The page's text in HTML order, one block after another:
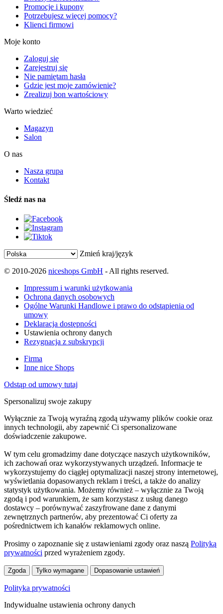
Promocje i kupony
Potrzebujesz więcej pomocy?
Klienci firmowi
Moje konto
Zaloguj się
Zarejestruj się
Nie pamiętam hasła
Gdzie jest moje zamówienie?
Zrealizuj bon wartościowy
Warto wiedzieć
Magazyn
Salon
O nas
Nasza grupa
Kontakt
Śledź nas na
Zmień kraj/język
© 2010-2026 niceshops GmbH - All rights reserved.
Impressum i warunki użytkowania
Ochrona danych osobowych
Ogólne Warunki Handlowe i prawo do odstąpienia od
umowy
Deklaracja dostępności
Ustawienia ochrony danych
Rezygnacja z subskrypcji
Firma
Inne nice Shops
Odstąp od umowy tutaj
Spersonalizuj swoje zakupy
Wyłącznie za Twoją wyraźną zgodą używamy plików cookie oraz
innych technologii, aby zapewnić Ci spersonalizowane
doświadczenie zakupowe.
W tym celu gromadzimy dane dotyczące naszych użytkowników,
ich zachowań oraz wykorzystywanych urządzeń. Informacje te
wykorzystujemy do ciągłej optymalizacji naszej strony internetowej,
wyświetlania dopasowanych reklam i treści, a także do analizy
statystyk użytkowania. Możemy również – wyłącznie za Twoją
zgodą i pod warunkiem, że sam korzystasz z usług danego
dostawcy – porównywać zaszyfrowane dane z danymi
zewnętrznych partnerów, aby prezentować Ci oferty za
pośrednictwem ich kanałów reklamowych online.
Prosimy o zapoznanie się z ustawieniami zgody oraz naszą Polityką
prywatności przed wyrażeniem zgody.
Zgoda Tylko wymagane Dopasowanie ustawień
Polityka prywatności
Indywidualne ustawienia ochrony danych